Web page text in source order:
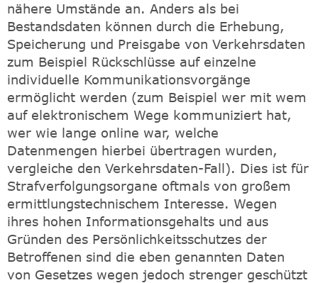
nähere Umstände an. Anders als bei
Bestandsdaten können durch die Erhebung,
Speicherung und Preisgabe von Verkehrsdaten
zum Beispiel Rückschlüsse auf einzelne
individuelle Kommunikationsvorgänge
ermöglicht werden (zum Beispiel wer mit wem
auf elektronischem Wege kommuniziert hat,
wer wie lange online war, welche
Datenmengen hierbei übertragen wurden,
vergleiche den Verkehrsdaten-Fall). Dies ist für
Strafverfolgungsorgane oftmals von großem
ermittlungstechnischem Interesse. Wegen
ihres hohen Informationsgehalts und aus
Gründen des Persönlichkeitsschutzes der
Betroffenen sind die eben genannten Daten
von Gesetzes wegen jedoch strenger geschützt